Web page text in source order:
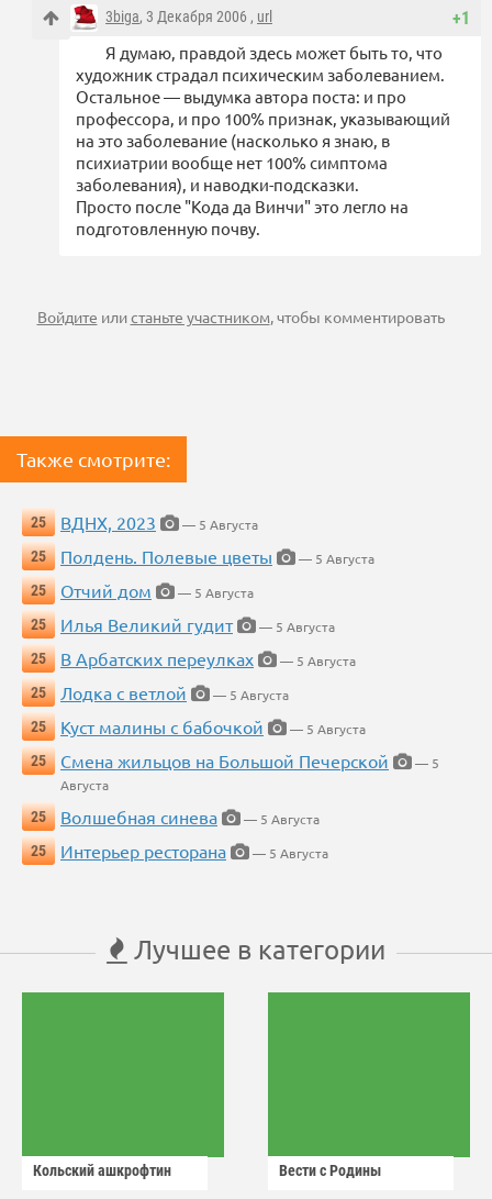
+1
3biga, 3 Декабря 2006 , url
Я думаю, правдой здесь может быть то, что
художник страдал психическим заболеванием.
Остальное — выдумка автора поста: и про
профессора, и про 100% признак, указывающий
на это заболевание (насколько я знаю, в
психиатрии вообще нет 100% симптома
заболевания), и наводки-подсказки.
Просто после "Кода да Винчи" это легло на
подготовленную почву.
Войдите илистаньте участником, чтобы комментировать
Также смотрите:
25 ВДНХ, 2023
— 5 Августа
25
Полдень. Полевые цветы
— 5 Августа
25
Отчий дом
— 5 Августа
25
Илья Великий гудит
— 5 Августа
25
В Арбатских переулках
— 5 Августа
25
Лодка с ветлой
— 5 Августа
25
Куст малины с бабочкой
— 5 Августа
25
Смена жильцов на Большой Печерской
— 5
Августа
25
Волшебная синева
— 5 Августа
25
Интерьер ресторана — 5 Августа
Лучшее в категории
Кольский ашкрофтин Вести с Родины